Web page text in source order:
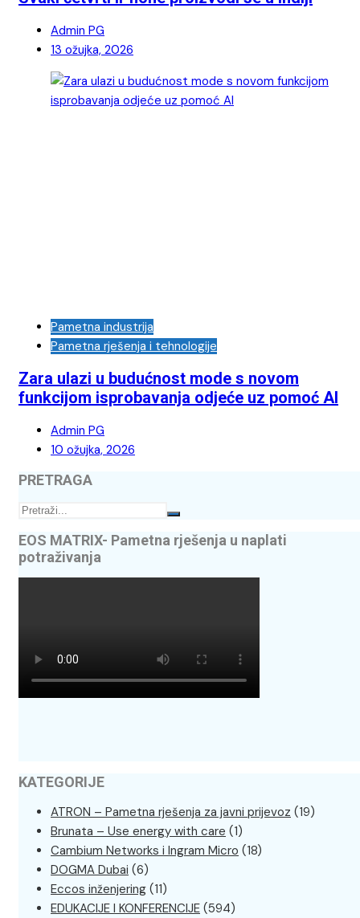
Admin PG
13 ožujka, 2026
Pametna industrija
Pametna rješenja i tehnologije
Zara ulazi u budućnost mode s novom
funkcijom isprobavanja odjeće uz pomoć AI
Admin PG
10 ožujka, 2026
PRETRAGA
EOS MATRIX- Pametna rješenja u naplati
potraživanja
KATEGORIJE
ATRON – Pametna rješenja za javni prijevoz (19)
Brunata – Use energy with care (1)
Cambium Networks i Ingram Micro (18)
DOGMA Dubai (6)
Eccos inženjering (11)
EDUKACIJE I KONFERENCIJE (594)